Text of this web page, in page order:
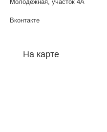
Молодежная, участок 4А
Вконтакте
На карте